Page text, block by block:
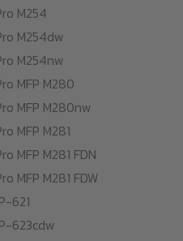
M254
M254dw
M254nw
MFP M280
MFP M280nw
MFP M281
MFP M281 FDN
MFP M281 FDW
621
623cdw